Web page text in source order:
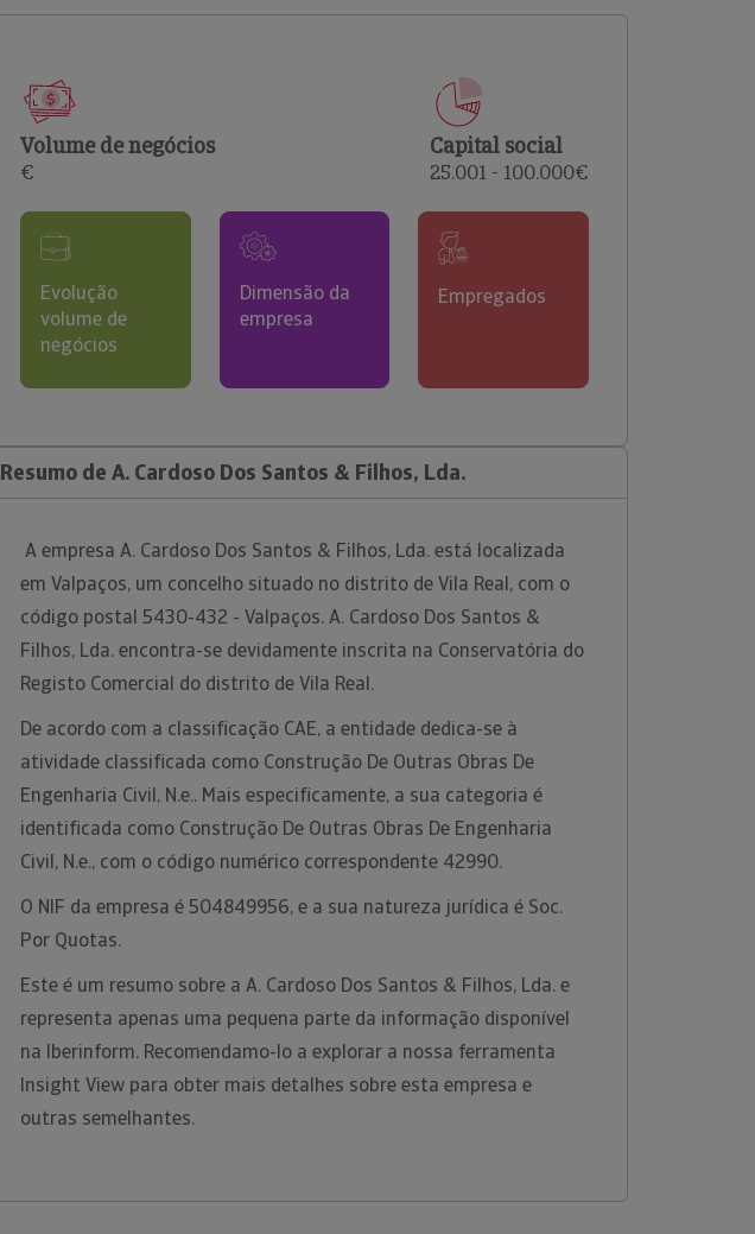
comerciais e analisar o risco de incumprimento dos
Volume de negócios
€
Capital social
25.001 - 100.000€
Evolução
volume de
negócios
Dimensão da
empresa
Empregados
Resumo de A. Cardoso Dos Santos & Filhos, Lda.
A empresa A. Cardoso Dos Santos & Filhos, Lda. está localizada
em Valpaços, um concelho situado no distrito de Vila Real, com o
código postal 5430-432 - Valpaços. A. Cardoso Dos Santos &
Filhos, Lda. encontra-se devidamente inscrita na Conservatória do
Registo Comercial do distrito de Vila Real.
De acordo com a classificação CAE, a entidade dedica-se à
atividade classificada como Construção De Outras Obras De
Engenharia Civil, N.e.. Mais especificamente, a sua categoria é
identificada como Construção De Outras Obras De Engenharia
Civil, N.e., com o código numérico correspondente 42990.
O NIF da empresa é 504849956, e a sua natureza jurídica é Soc.
Por Quotas.
Este é um resumo sobre a A. Cardoso Dos Santos & Filhos, Lda. e
representa apenas uma pequena parte da informação disponível
na Iberinform. Recomendamo-lo a explorar a nossa ferramenta
Insight View para obter mais detalhes sobre esta empresa e
outras semelhantes.